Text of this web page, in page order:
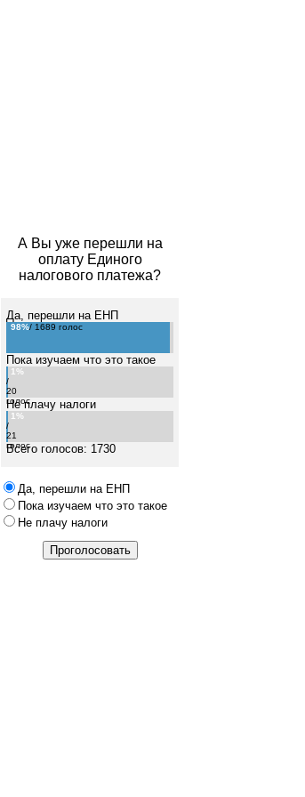
А Вы уже перешли на
оплату Единого
налогового платежа?
Да, перешли на ЕНП
98%/ 1689 голос
Пока изучаем что это такое
1%
/
20
голос
Не плачу налоги
1%
/
21
голос
Всего голосов: 1730
Да, перешли на ЕНП
Пока изучаем что это такое
Не плачу налоги